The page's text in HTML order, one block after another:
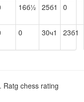
16б½ 25б1 0
0 30ч1 23б1
chess rating